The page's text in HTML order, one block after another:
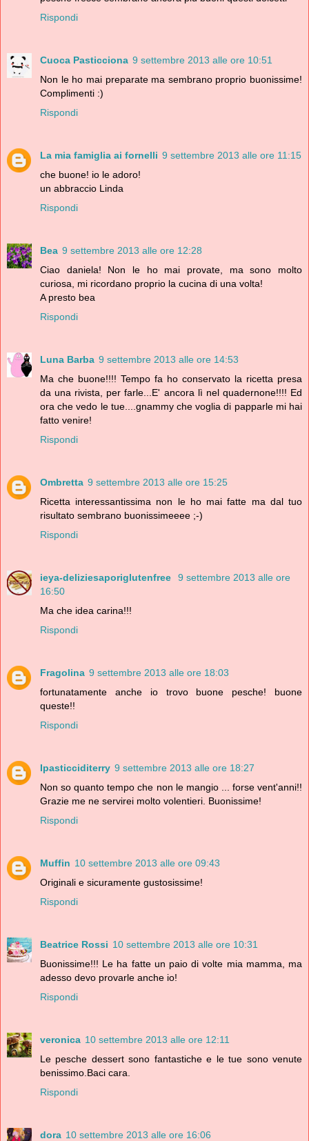
Rispondi
Cuoca Pasticciona 9 settembre 2013 alle ore 10:51
Non le ho mai preparate ma sembrano proprio buonissime!
Complimenti :)
Rispondi
La mia famiglia ai fornelli 9 settembre 2013 alle ore 11:15
che buone! io le adoro!
un abbraccio Linda
Rispondi
Bea 9 settembre 2013 alle ore 12:28
Ciao daniela! Non le ho mai provate, ma sono molto
curiosa, mi ricordano proprio la cucina di una volta!
A presto bea
Rispondi
Luna Barba 9 settembre 2013 alle ore 14:53
Ma che buone!!!! Tempo fa ho conservato la ricetta presa
da una rivista, per farle...E' ancora lì nel quadernone!!!! Ed
ora che vedo le tue....gnammy che voglia di papparle mi hai
fatto venire!
Rispondi
Ombretta 9 settembre 2013 alle ore 15:25
Ricetta interessantissima non le ho mai fatte ma dal tuo
risultato sembrano buonissimeeee ;-)
Rispondi
ieya-deliziesaporiglutenfree
9 settembre 2013 alle ore
16:50
Ma che idea carina!!!
Rispondi
Fragolina 9 settembre 2013 alle ore 18:03
fortunatamente anche io trovo buone pesche! buone
queste!!
Rispondi
Ipasticciditerry 9 settembre 2013 alle ore 18:27
Non so quanto tempo che non le mangio ... forse vent'anni!!
Grazie me ne servirei molto volentieri. Buonissime!
Rispondi
Muffin 10 settembre 2013 alle ore 09:43
Originali e sicuramente gustosissime!
Rispondi
Beatrice Rossi 10 settembre 2013 alle ore 10:31
Buonissime!!! Le ha fatte un paio di volte mia mamma, ma
adesso devo provarle anche io!
Rispondi
veronica 10 settembre 2013 alle ore 12:11
Le pesche dessert sono fantastiche e le tue sono venute
benissimo.Baci cara.
Rispondi
dora 10 settembre 2013 alle ore 16:06